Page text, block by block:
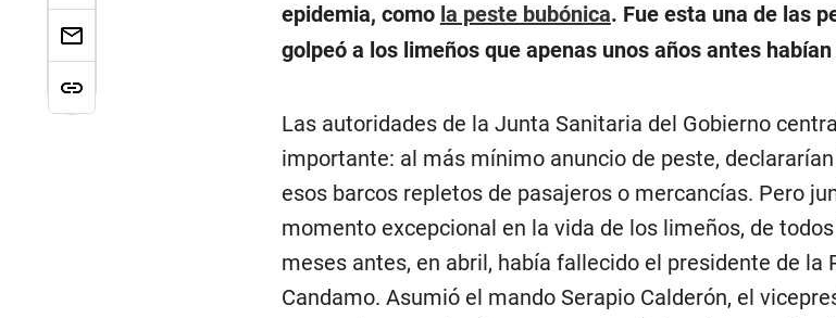
epidemia, como la peste bubónica. Fue esta una de las
golpeó a los limeños que apenas unos años antes
Las autoridades de la Junta Sanitaria del Gobierno
importante: al más mínimo anuncio de peste,
esos barcos repletos de pasajeros o mercancías. Pero
momento excepcional en la vida de los limeños, de
meses antes, en abril, había fallecido el presidente de la
Candamo. Asumió el mando Serapio Calderón, el